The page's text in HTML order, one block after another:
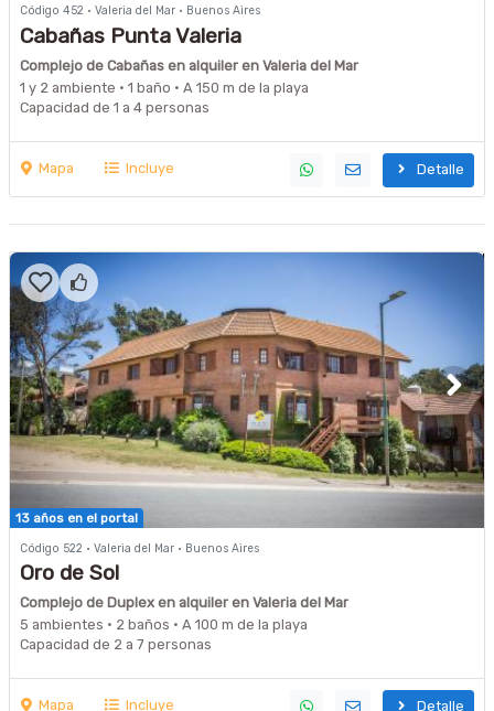
Código 452 · Valeria del Mar · Buenos Aires
Cabañas Punta Valeria
Complejo de Cabañas en alquiler en Valeria del Mar
1 y 2 ambiente · 1 baño · A 150 m de la playa
Capacidad de 1 a 4 personas
Mapa Incluye Detalle
13 años en el portal
Código 522 · Valeria del Mar · Buenos Aires
Oro de Sol
Complejo de Duplex en alquiler en Valeria del Mar
5 ambientes · 2 baños · A 100 m de la playa
Capacidad de 2 a 7 personas
Mapa Incluye Detalle